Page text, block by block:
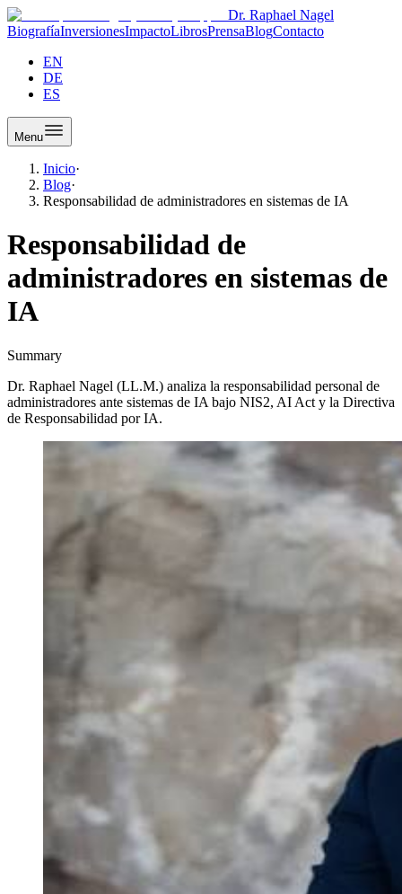
Dr. Raphael Nagel
BiografíaInversionesImpactoLibrosPrensaBlogContacto
EN
DE
ES
Menu
Inicio·
Blog·
Responsabilidad de administradores en sistemas de IA
Responsabilidad de
administradores en sistemas de
IA
Summary
Dr. Raphael Nagel (LL.M.) analiza la responsabilidad personal de
administradores ante sistemas de IA bajo NIS2, AI Act y la Directiva
de Responsabilidad por IA.